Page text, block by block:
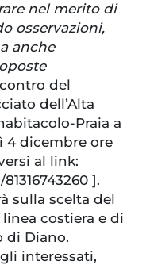
nel merito di
osservazioni,
anche
del
dell’Alta
Praia a
4 dicembre ore
al link:
].
sulla scelta del
costiera e di
di Diano.
interessati,